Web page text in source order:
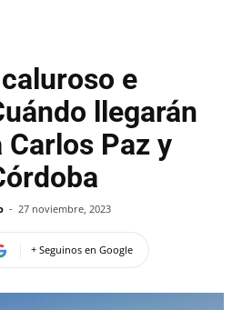
e
llegarán
Carlos Paz y
- 27 noviembre, 2023
+ Seguinos en Google